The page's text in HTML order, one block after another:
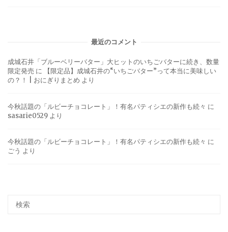
最近のコメント
成城石井「ブルーベリーバター」大ヒットのいちごバターに続き、数量
限定発売 に
【限定品】成城石井の“いちごバター”って本当に美味しい
の？！ | おにぎりまとめ より
今秋話題の「ルビーチョコレート」！有名パティシエの新作も続々 に
sasarie0529 より
今秋話題の「ルビーチョコレート」！有名パティシエの新作も続々 に
ごう より